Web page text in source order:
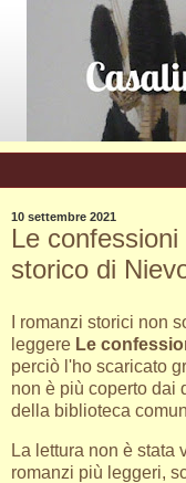
10 settembre 2021
Le
storico di
I romanzi storici non
leggere Le
perciò l'ho scaricato
non è più coperto dai
della biblioteca
La lettura non è stata
romanzi più leggeri,